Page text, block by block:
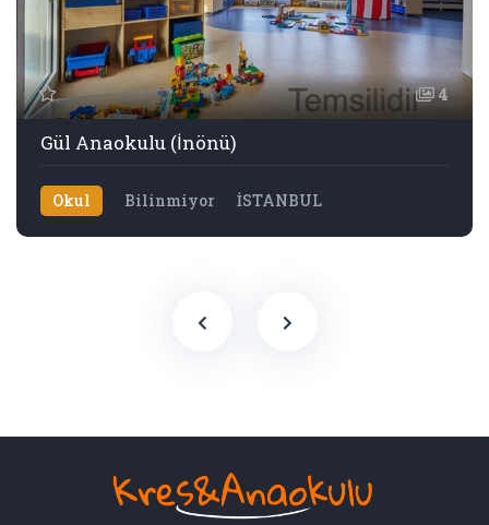
4
Gül Anaokulu (İnönü)
Okul Bilinmiyor İSTANBUL